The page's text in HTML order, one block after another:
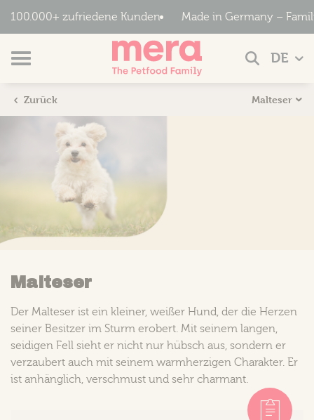
100.000+ zufriedene Kunden Made in Germany –
Navigation umschalten SucheDE
Zurück Malteser
Malteser
Der Malteser ist ein kleiner, weißer Hund, der die Herzen
seiner Besitzer im Sturm erobert. Mit seinem langen,
seidigen Fell sieht er nicht nur hübsch aus, sondern er
verzaubert auch mit seinem warmherzigen Charakter. Er
ist anhänglich, verschmust und sehr charmant.